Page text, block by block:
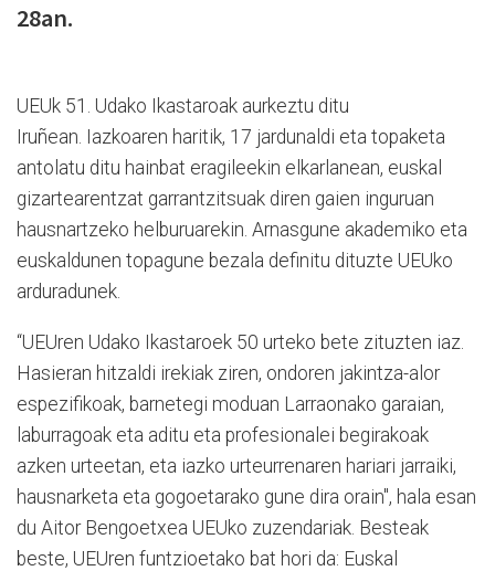
28an.
UEUk 51. Udako Ikastaroak aurkeztu ditu
Iruñean. Iazkoaren haritik, 17 jardunaldi eta topaketa
antolatu ditu hainbat eragileekin elkarlanean, euskal
gizartearentzat garrantzitsuak diren gaien inguruan
hausnartzeko helburuarekin. Arnasgune akademiko eta
euskaldunen topagune bezala definitu dituzte UEUko
arduradunek.
“UEUren Udako Ikastaroek 50 urteko bete zituzten iaz.
Hasieran hitzaldi irekiak ziren, ondoren jakintza-alor
espezifikoak, barnetegi moduan Larraonako garaian,
laburragoak eta aditu eta profesionalei begirakoak
azken urteetan, eta iazko urteurrenaren hariari jarraiki,
hausnarketa eta gogoetarako gune dira orain", hala esan
du Aitor Bengoetxea UEUko zuzendariak. Besteak
beste, UEUren funtzioetako bat hori da: Euskal